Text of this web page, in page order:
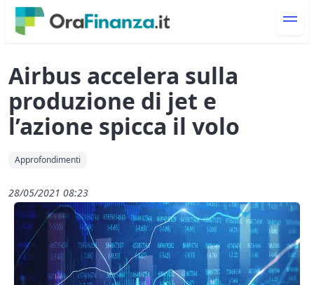
Airbus accelera sulla
produzione di jet e
l’azione spicca il volo
Approfondimenti
28/05/2021 08:23